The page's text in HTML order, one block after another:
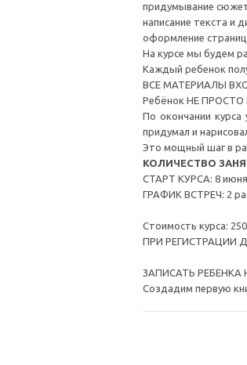
придумывание
написание текста и
оформление
На курсе мы будем
Каждый ребенок
ВСЕ МАТЕРИАЛЫ
Ребёнок НЕ ПРОСТО
По окончании
придумал и
Это мощный шаг в
КОЛИЧЕСТВО
СТАРТ КУРСА: 8 июня
ГРАФИК ВСТРЕЧ: 2
Стоимость курса:
ПРИ РЕГИСТРАЦИИ
ЗАПИСАТЬ РЕБЕНКА
Создадим первую